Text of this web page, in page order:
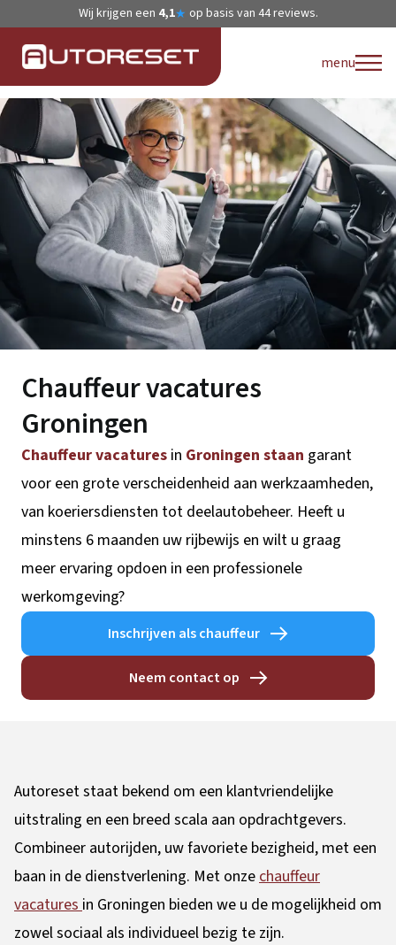
Wij krijgen een 4,1★ op basis van 44reviews.
menu
Chauffeur vacatures
Groningen
Chauffeur vacatures in Groningen staan garant
voor een grote verscheidenheid aan werkzaamheden,
van koeriersdiensten tot deelautobeheer. Heeft u
minstens 6 maanden uw rijbewijs en wilt u graag
meer ervaring opdoen in een professionele
werkomgeving?
Inschrijven als chauffeur
Neem contact op
Autoreset staat bekend om een klantvriendelijke
uitstraling en een breed scala aan opdrachtgevers.
Combineer autorijden, uw favoriete bezigheid, met een
baan in de dienstverlening. Met onzechauffeur
vacaturesin Groningen bieden we u de mogelijkheid om
zowel sociaal als individueel bezig te zijn.